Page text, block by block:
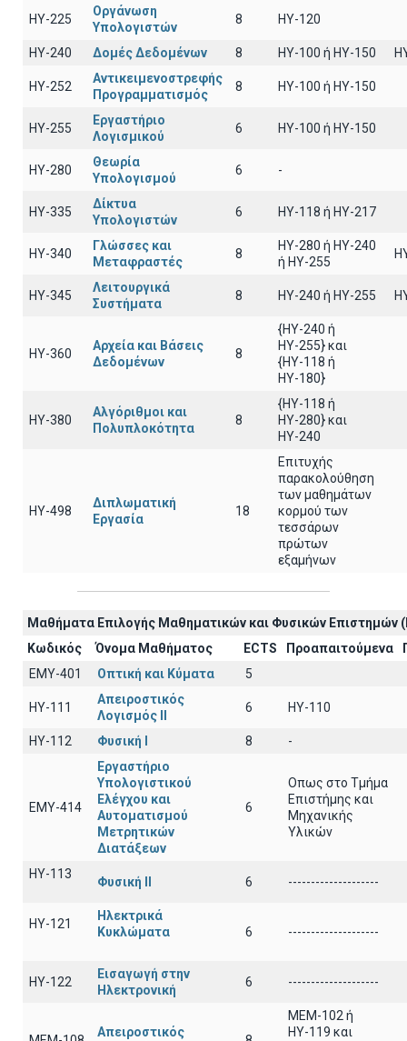
HY-225
Οργάνωση
Υπολογιστών
8 HY-120
HY-240 Δομές Δεδομένων 8 HY-100 ή HY-150
HY-252
Αντικειμενοστρεφής
Προγραμματισμός
8 ΗΥ-100 ή HY-150
HY-255
Εργαστήριο
Λογισμικού
6 ΗΥ-100 ή ΗΥ-150
HY-280
Θεωρία
Υπολογισμού
6 -
HY-335
Δίκτυα
Υπολογιστών
6 ΗΥ-118 ή ΗΥ-217
HY-340
Γλώσσες και
Μεταφραστές
8
HY-280 ή HY-240
ή HY-255
HY-345
Λειτουργικά
Συστήματα
8 HY-240 ή HY-255
HY-360
Αρχεία και Βάσεις
Δεδομένων
8
{HY-240 ή
ΗΥ-255} και
{ΗΥ-118 ή
ΗΥ-180}
HY-380
Αλγόριθμοι και
Πολυπλοκότητα
8
{HY-118 ή
ΗΥ-280} και
ΗΥ-240
HY-498
Διπλωματική
Εργασία
18
Επιτυχής
παρακολούθηση
των μαθημάτων
κορμού των
τεσσάρων
πρώτων
εξαμήνων
Μαθήματα Επιλογής Μαθηματικών και Φυσικών Επιστημών
Κωδικός
Όνομα Μαθήματος ECTS Προαπαιτούμενα
EΜY-401
Οπτική και Κύματα 5
HY-111
Απειροστικός
Λογισμός ΙI
6 HY-110
HY-112 Φυσική I 8 -
ΕΜΥ-414
Εργαστήριο
Υπολογιστικού
Ελέγχου και
Αυτοματισμού
Μετρητικών
Διατάξεων
6
Οπως στο Τμήμα
Επιστήμης και
Μηχανικής
Υλικών
ΗΥ-113
Φυσική ΙΙ 6 --------------------
ΗΥ-121
Ηλεκτρικά
Κυκλώματα
6 --------------------
ΗΥ-122
Εισαγωγή στην
Ηλεκτρονική
6 --------------------
Απειροστικός
MEM-102 ή
ΗΥ-119 και